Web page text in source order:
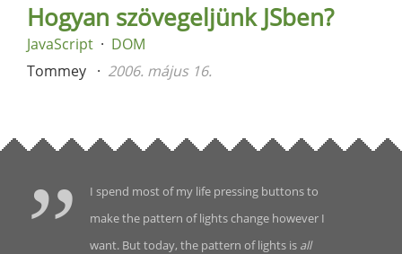
Hogyan szövegeljünk JSben?
JavaScript
DOM
Tommey
2006. május 16.
I spend most of my life pressing buttons to
make the pattern of lights change however I
want. But today, the pattern of lights is all